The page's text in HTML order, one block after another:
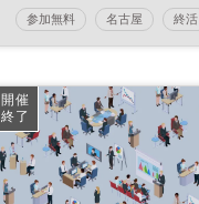
参加無料 名古屋 終活
開催
終了